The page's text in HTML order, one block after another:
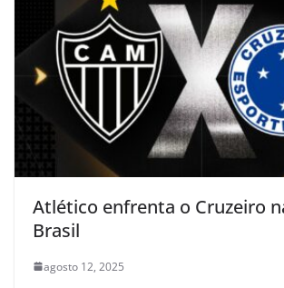
Atlético enfrenta o Cruzeiro
Brasil
agosto 12, 2025